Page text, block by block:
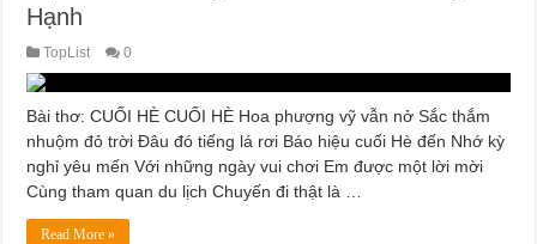
Hạnh
TopList 0
Bài thơ: CUỐI HÈ CUỐI HÈ Hoa phượng vỹ vẫn nở Sắc thắm
nhuộm đỏ trời Đâu đó tiếng lá rơi Báo hiệu cuối Hè đến Nhớ kỳ
nghỉ yêu mến Với những ngày vui chơi Em được một lời mời
Cùng tham quan du lịch Chuyến đi thật là …
Read More »